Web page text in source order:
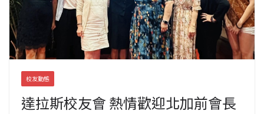
校友動態
達拉斯校友會 熱情歡迎北加前會長